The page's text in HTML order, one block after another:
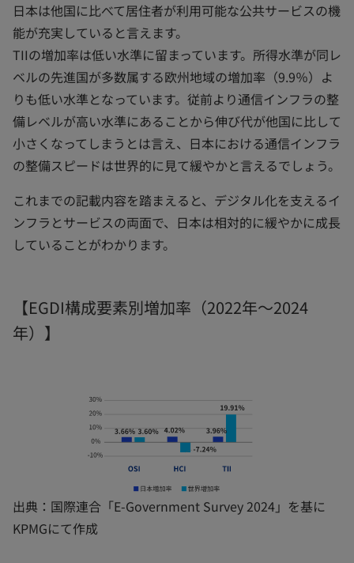
日本は他国に比べて居住者が利用可能な公共サービスの機
能が充実していると言えます。
TIIの増加率は低い水準に留まっています。所得水準が同レ
ベルの先進国が多数属する欧州地域の増加率（9.9％）よ
りも低い水準となっています。従前より通信インフラの整
備レベルが高い水準にあることから伸び代が他国に比して
小さくなってしまうとは言え、日本における通信インフラ
の整備スピードは世界的に見て緩やかと言えるでしょう。
これまでの記載内容を踏まえると、デジタル化を支えるイ
ンフラとサービスの両面で、日本は相対的に緩やかに成長
していることがわかります。
【EGDI構成要素別増加率（2022年～2024
年）】
出典：国際連合「E-Government Survey 2024」を基に
KPMGにて作成